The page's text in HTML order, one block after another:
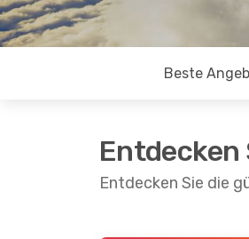
Beste
Entdecken
Entdecken Sie die